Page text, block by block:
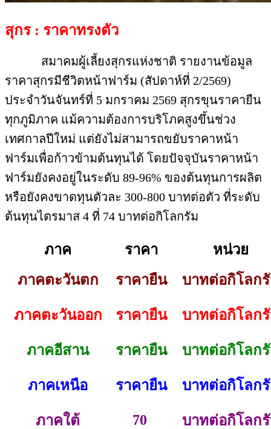
สุกร : ราคาทรงตัว
สมาคมผู้เลี้ยงสุกรแห่งชาติ รายงานข้อมูล
ราคาสุกรมีชีวิตหน้าฟาร์ม (สัปดาห์ที่ 2/2569)
ประจำวันจันทร์ที่ 5 มกราคม 2569 สุกรขุนราคายืน
ทุกภูมิภาค แม้ความต้องการบริโภคสูงขึ้นช่วง
เทศกาลปีใหม่ แต่ยังไม่สามารถขยับราคาหน้า
ฟาร์มเพื่อก้าวข้ามต้นทุนได้ โดยปัจจุบันราคาหน้า
ฟาร์มยังคงอยู่ในระดับ 89-96% ของต้นทุนการผลิต
หรือยังคงขาดทุนตัวละ 300-800 บาทต่อตัว ที่ระดับ
ต้นทุนไตรมาส 4 ที่ 74 บาทต่อกิโลกรัม
ภาค ราคา
หน่วย
ภาคตะวันตก
ราคายืน บาทต่อกิโลก
ภาคตะวันออก ราคายืน บาทต่อกิโลก
ภาคอีสาน ราคายืน บาทต่อกิโลก
ภาคเหนือ ราคายืน บาทต่อกิโลก
ภาคใต้ 70 บาทต่อกิโลก